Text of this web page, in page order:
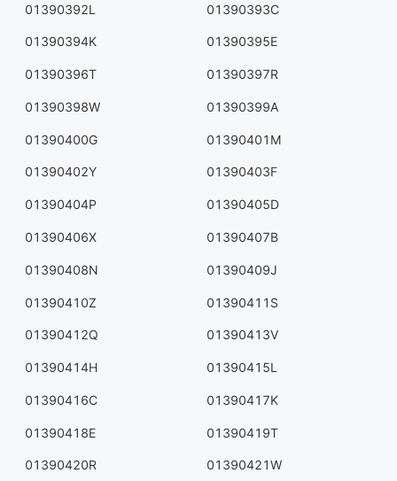
01390392L 01390393C
01390394K 01390395E
01390396T 01390397R
01390398W 01390399A
01390400G 01390401M
01390402Y 01390403F
01390404P 01390405D
01390406X 01390407B
01390408N 01390409J
01390410Z 01390411S
01390412Q 01390413V
01390414H 01390415L
01390416C 01390417K
01390418E 01390419T
01390420R 01390421W